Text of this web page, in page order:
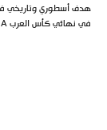
في نهائي كأس العرب FIFA قطر 2025™ أسامة طنان يفاجئ الجميع بهدف....